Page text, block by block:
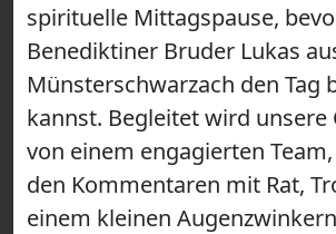
spirituelle Mittagspause,
Benediktiner Bruder Lukas
Münsterschwarzach den Tag
kannst. Begleitet wird
von einem engagierten
den Kommentaren mit Rat,
einem kleinen